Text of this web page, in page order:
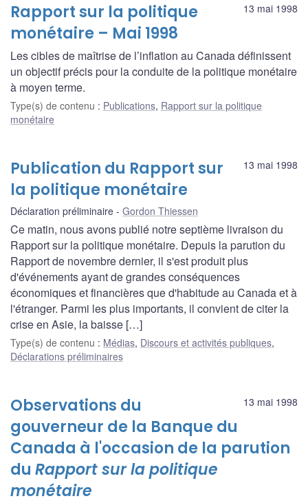
13 mai 1998
Rapport sur la politique
monétaire – Mai 1998
Les cibles de maîtrise de l’inflation au Canada définissent
un objectif précis pour la conduite de la politique monétaire
à moyen terme.
Type(s) de contenu : Publications, Rapport sur la politique
monétaire
13 mai 1998
Publication du Rapport sur
la politique monétaire
Déclaration préliminaire Gordon Thiessen
Ce matin, nous avons publié notre septième livraison du
Rapport sur la politique monétaire. Depuis la parution du
Rapport de novembre dernier, il s'est produit plus
d'événements ayant de grandes conséquences
économiques et financières que d'habitude au Canada et à
l'étranger. Parmi les plus importants, il convient de citer la
crise en Asie, la baisse […]
Type(s) de contenu : Médias, Discours et activités publiques,
Déclarations préliminaires
13 mai 1998
Observations du
gouverneur de la Banque du
Canada à l'occasion de la parution
du Rapport sur la politique
monétaire